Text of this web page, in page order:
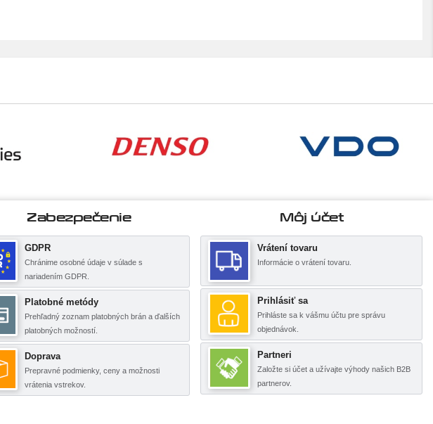
Zabezpečenie
GDPR
Chránime osobné údaje v súlade s
nariadením GDPR.
Platobné metódy
Prehľadný zoznam platobných brán a ďalších
platobných možností.
Doprava
Prepravné podmienky, ceny a možnosti
vrátenia vstrekov.
Môj účet
Vrátení tovaru
Informácie o vrátení tovaru.
Prihlásiť sa
Prihláste sa k vášmu účtu pre správu
objednávok.
Partneri
Založte si účet a užívajte výhody našich B2B
partnerov.